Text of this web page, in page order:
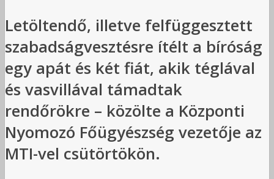
Letöltendő, illetve felfüggesztett
szabadságvesztésre ítélt a bíróság
egy apát és két fiát, akik téglával
és vasvillával támadtak
rendőrökre – közölte a Központi
Nyomozó Főügyészség vezetője az
MTI-vel csütörtökön.